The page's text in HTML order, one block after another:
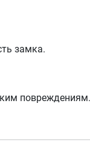
замка.
повреждениям.